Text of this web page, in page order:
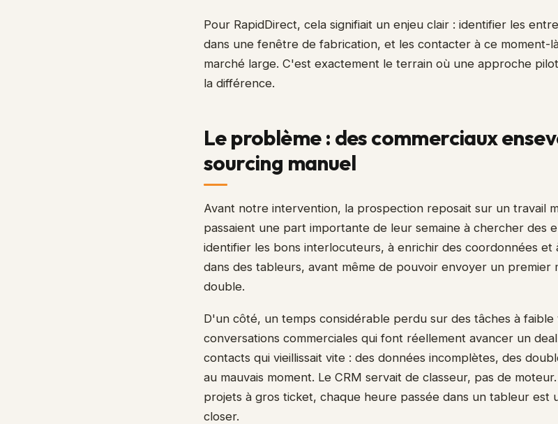
Pour RapidDirect, cela signifiait un enjeu clair : identifier les
dans une fenêtre de fabrication, et les contacter à ce moment-
marché large. C'est exactement le terrain où une approche
la différence.
Le problème : des commerciaux
sourcing manuel
Avant notre intervention, la prospection reposait sur un travail
passaient une part importante de leur semaine à chercher des
identifier les bons interlocuteurs, à enrichir des coordonnées et
dans des tableurs, avant même de pouvoir envoyer un premier
double.
D'un côté, un temps considérable perdu sur des tâches à
conversations commerciales qui font réellement avancer un
contacts qui vieillissait vite : des données incomplètes, des
au mauvais moment. Le CRM servait de classeur, pas de
projets à gros ticket, chaque heure passée dans un tableur est
closer.